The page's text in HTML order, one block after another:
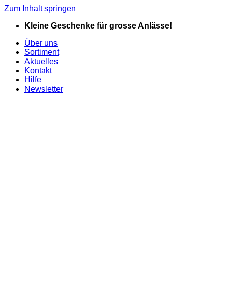
Zum Inhalt springen
Kleine Geschenke für grosse Anlässe!
Über uns
Sortiment
Aktuelles
Kontakt
Hilfe
Newsletter